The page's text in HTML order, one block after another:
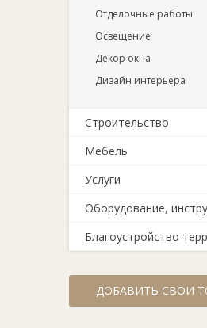
Отделочные работы
Освещение
Декор окна
Дизайн интерьера
Строительство
Мебель
Услуги
Оборудование,
Благоустройство
ДОБАВИТЬ СВОИ